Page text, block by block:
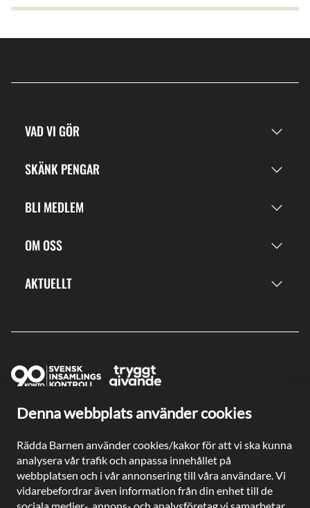
Denna webbplats använder cookies
Rädda Barnen använder cookies/kakor för att vi ska kunna
analysera vår trafik och anpassa innehållet på
webbplatsen och i vår annonsering till våra användare. Vi
vidarebefordrar även information från din enhet till de
VAD VI GÖR
SKÄNK PENGAR
BLI MEDLEM
OM OSS
AKTUELLT
Ge en gåva direkt
Plusgiro: 90 2003-3
Bankgiro: 902-0033
Säkra betalningar med